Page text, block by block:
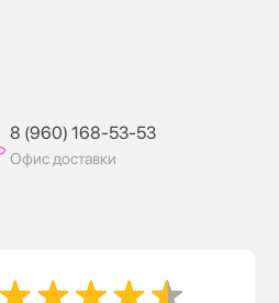
8 (960) 168-53-53
Офис доставки